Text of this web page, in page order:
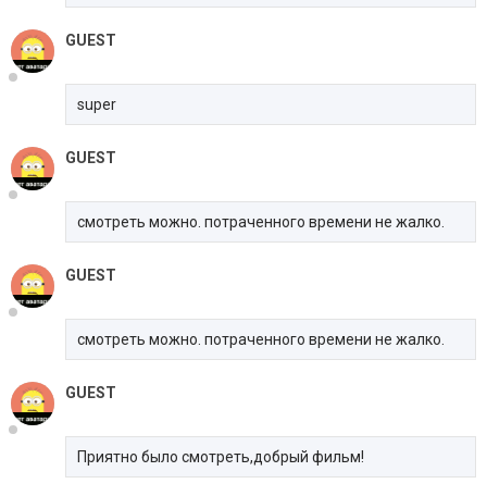
GUEST
super
GUEST
смотреть можно. потраченного времени не жалко.
GUEST
смотреть можно. потраченного времени не жалко.
GUEST
Приятно было смотреть,добрый фильм!